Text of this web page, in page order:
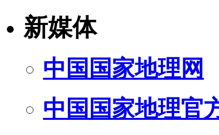
新媒体
中国国家地理网
中国国家地理官